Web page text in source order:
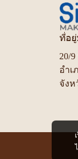
ที่อ
20/
อำเ
จังห